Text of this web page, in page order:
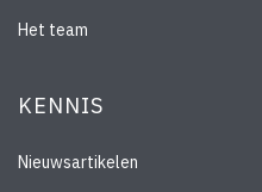
Het team
KENNIS
Nieuwsartikelen